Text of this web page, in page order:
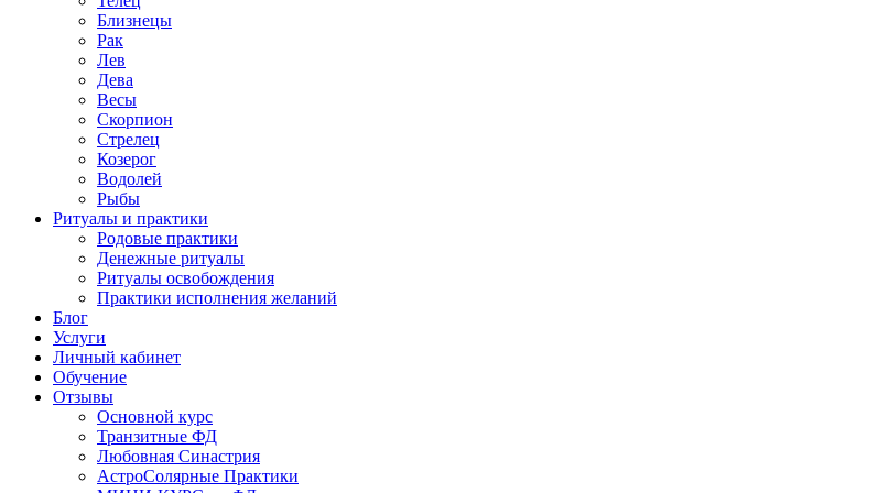
Близнецы
Рак
Лев
Дева
Весы
Скорпион
Стрелец
Козерог
Водолей
Рыбы
Ритуалы и практики
Родовые практики
Денежные ритуалы
Ритуалы освобождения
Практики исполнения желаний
Блог
Услуги
Личный кабинет
Обучение
Отзывы
Основной курс
Транзитные ФД
Любовная Синастрия
АстроСолярные Практики